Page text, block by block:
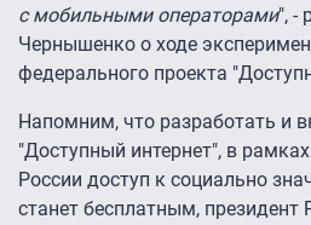
с мобильными операторами", -
Чернышенко о ходе
федерального проекта
Напомним, что разработать и
"Доступный интернет", в
России доступ к социально
станет бесплатным, президент